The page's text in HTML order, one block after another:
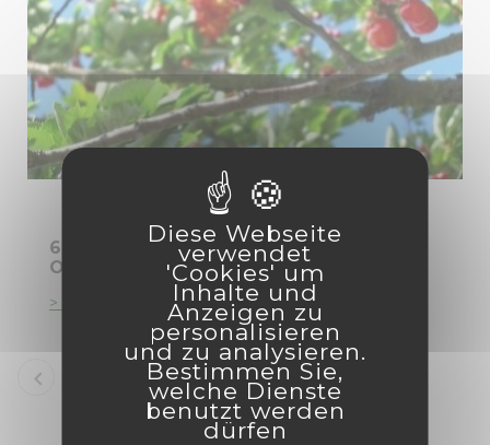
Kategorie : Landwirtschaft
6 Wege zum Schutz von
Obstbäumen vor Vogelschäden!
> Lesen Sie mehr
 3 4 >
Diese Webseite
verwendet
'Cookies' um
Inhalte und
Anzeigen zu
personalisieren
und zu analysieren.
Bestimmen Sie,
welche Dienste
benutzt werden
dürfen